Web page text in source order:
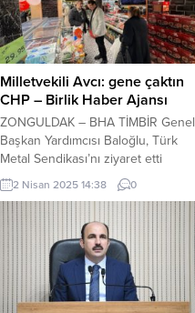
Milletvekili Avcı: gene çaktın
CHP – Birlik Haber Ajansı
ZONGULDAK – BHA TİMBİR Genel
Başkan Yardımcısı Baloğlu, Türk
Metal Sendikası’nı ziyaret etti
Ziyaretleri sonrası açıklamalar da
bulunan Milletvekili Avcı, şöyle dedi
: Aziz milletimizin yüksek
ferasetiyle, CHP’nin sözde boykot
çağrıları ile milli ekonomimize zarar
vermek amacıyla yaptığı boykot
çağrılarının boş çıktığını
ziyaretlerimizle gördük. Esnaf
2 Nisan 2025 14:38 0